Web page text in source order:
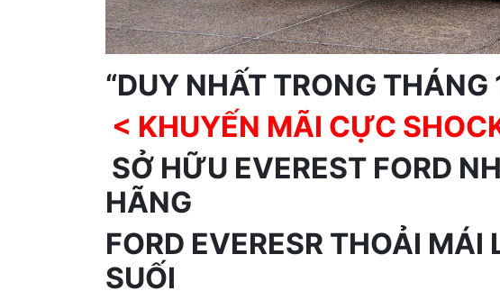
“DUY NHẤT TRONG THÁNG
< KHUYẾN MÃI CỰC
SỞ HỮU EVEREST FORD
HÃNG
FORD EVERESR THOẢI
SUỐI